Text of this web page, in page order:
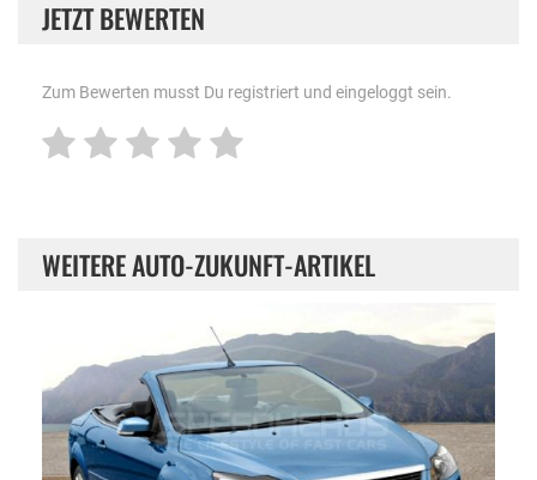
JETZT BEWERTEN
Zum Bewerten musst Du registriert und eingeloggt sein.
WEITERE AUTO-ZUKUNFT-ARTIKEL